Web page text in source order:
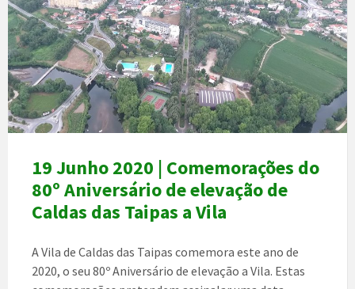
19 Junho 2020 | Comemorações do
80º Aniversário de elevação de
Caldas das Taipas a Vila
A Vila de Caldas das Taipas comemora este ano de
2020, o seu 80º Aniversário de elevação a Vila. Estas